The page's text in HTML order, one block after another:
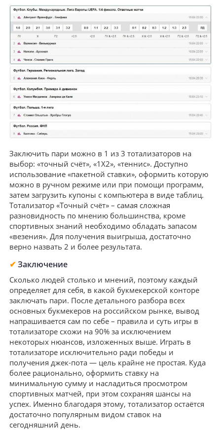
Заключить пари можно в 1 из 3 тотализаторов на
выбор: «точный счёт», «1Х2», «теннис». Доступно
использование «пакетной ставки», оформить которую
можно в ручном режиме или при помощи программ,
затем загрузить купоны с компьютера в виде таблиц.
Тотализатор «Точный счёт» – самая сложная
разновидность по мнению большинства, кроме
спортивных знаний необходимо обладать запасом
«везения». Для получения выигрыша, достаточно
верно назвать 2 и более результата.
✔ Заключение
Сколько людей столько и мнений, поэтому каждый
определяет для себя, в какой букмекерской конторе
заключать пари. После детального разбора всех
основных букмекеров на российском рынке, вывод
напрашивается сам по себе – правила и суть игры в
тотализаторе схожи на 90% за исключением
некоторых нюансов, изложенных выше. Играть в
тотализаторе исключительно ради победы и
получения джек-пота — цель крайне не простая. Куда
более рационально, оформить ставку на
минимальную сумму и насладиться просмотром
спортивных матчей, при этом сохраняя шансы на
успех. Именно благодаря этому, тотализатор остаётся
достаточно популярным видом ставок на
сегодняшний день.